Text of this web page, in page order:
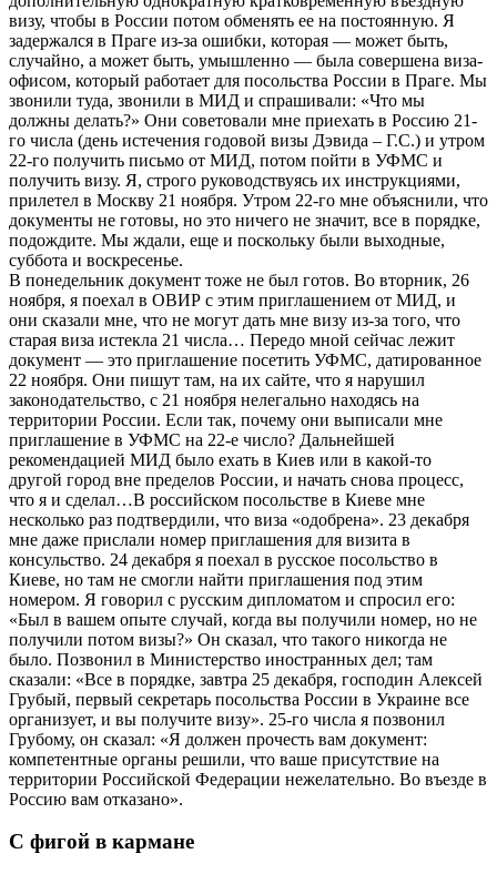
визу, чтобы в России потом обменять ее на постоянную. Я
задержался в Праге из-за ошибки, которая — может быть,
случайно, а может быть, умышленно — была совершена виза-
офисом, который работает для посольства России в Праге. Мы
звонили туда, звонили в МИД и спрашивали: «Что мы
должны делать?» Они советовали мне приехать в Россию 21-
го числа (день истечения годовой визы Дэвида – Г.С.) и утром
22-го получить письмо от МИД, потом пойти в УФМС и
получить визу. Я, строго руководствуясь их инструкциями,
прилетел в Москву 21 ноября. Утром 22-го мне объяснили, что
документы не готовы, но это ничего не значит, все в порядке,
подождите. Мы ждали, еще и поскольку были выходные,
суббота и воскресенье.
В понедельник документ тоже не был готов. Во вторник, 26
ноября, я поехал в ОВИР с этим приглашением от МИД, и
они сказали мне, что не могут дать мне визу из-за того, что
старая виза истекла 21 числа… Передо мной сейчас лежит
документ — это приглашение посетить УФМС, датированное
22 ноября. Они пишут там, на их сайте, что я нарушил
законодательство, с 21 ноября нелегально находясь на
территории России. Если так, почему они выписали мне
приглашение в УФМС на 22-е число? Дальнейшей
рекомендацией МИД было ехать в Киев или в какой-то
другой город вне пределов России, и начать снова процесс,
что я и сделал…В российском посольстве в Киеве мне
несколько раз подтвердили, что виза «одобрена». 23 декабря
мне даже прислали номер приглашения для визита в
консульство. 24 декабря я поехал в русское посольство в
Киеве, но там не смогли найти приглашения под этим
номером. Я говорил с русским дипломатом и спросил его:
«Был в вашем опыте случай, когда вы получили номер, но не
получили потом визы?» Он сказал, что такого никогда не
было. Позвонил в Министерство иностранных дел; там
сказали: «Все в порядке, завтра 25 декабря, господин Алексей
Грубый, первый секретарь посольства России в Украине все
организует, и вы получите визу». 25-го числа я позвонил
Грубому, он сказал: «Я должен прочесть вам документ:
компетентные органы решили, что ваше присутствие на
территории Российской Федерации нежелательно. Во въезде в
Россию вам отказано».
С фигой в кармане